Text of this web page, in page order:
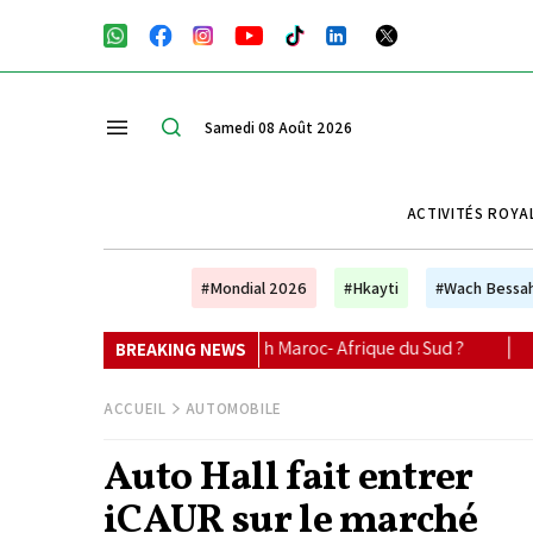
Samedi 08 Août 2026
ACTIVITÉS
#Mondial 2026 #Hkayti #Wach
BREAKING NEWS
Maroc- Afrique du Sud ? | Sélection Le Matin : 4
ACCUEIL AUTOMOBILE
Auto Hall fait entrer
iCAUR sur le marché